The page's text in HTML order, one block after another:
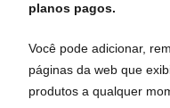
planos pagos.
Você pode adicionar,
páginas da web que
produtos a qualquer